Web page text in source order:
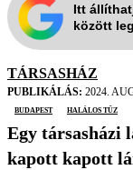
Itt
között
TÁRSASHÁZ
PUBLIKÁLÁS: 2024.
Budapest
halálos tűz
Egy társasházi
kapott kapott